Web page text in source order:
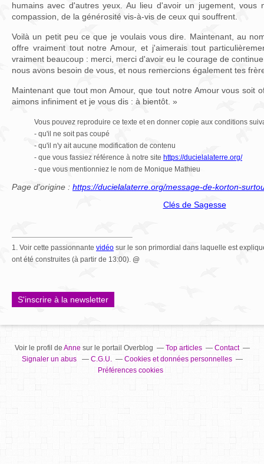
humains avec d'autres yeux. Au lieu d'avoir un jugement, vous
compassion, de la générosité vis-à-vis de ceux qui souffrent.
Voilà un petit peu ce que je voulais vous dire. Maintenant, au
offre vraiment tout notre Amour, et j'aimerais tout
vraiment beaucoup : merci, merci d'avoir eu le courage de
nous avons besoin de vous, et nous remercions également tes
Maintenant que tout mon Amour, que tout notre Amour vous soit
aimons infiniment et je vous dis : à bientôt. »
Vous pouvez reproduire ce texte et en donner copie aux conditions
- qu'il ne soit pas coupé
- qu'il n'y ait aucune modification de contenu
- que vous fassiez référence à notre site https://ducielalaterre.org/
- que vous mentionniez le nom de Monique Mathieu
Page d'origine : https://ducielalaterre.org/message-de-korton-
Clés de Sagesse
1. Voir cette passionnante vidéo sur le son primordial dans laquelle est
ont été construites (à partir de 13:00). @
S'inscrire à la newsletter
Voir le profil de Annesur le portail Overblog Top articles
Contact
Signaler un abus
C.G.U.
Cookies et données personnelles
Préférences cookies